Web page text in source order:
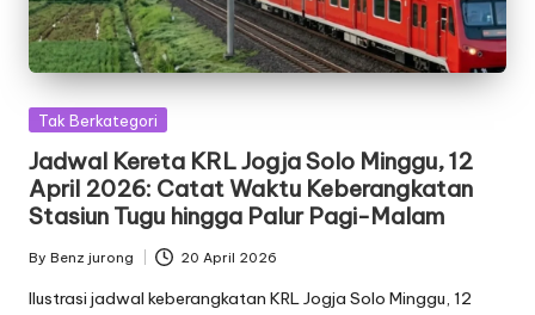
Posted
Tak Berkategori
Jadwal Kereta KRL Jogja Solo Minggu, 12
April 2026: Catat Waktu Keberangkatan
Stasiun Tugu hingga Palur Pagi-Malam
Posted
by
By Benz jurong 20 April 2026
Ilustrasi jadwal keberangkatan KRL Jogja Solo Minggu, 12